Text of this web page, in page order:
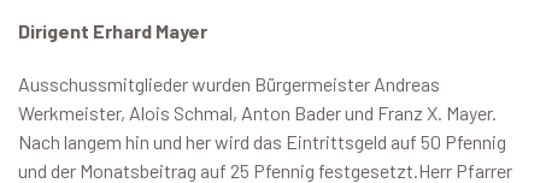
Dirigent Erhard Mayer
Ausschussmitglieder wurden Bürgermeister Andreas
Werkmeister, Alois Schmal, Anton Bader und Franz X. Mayer.
Nach langem hin und her wird das Eintrittsgeld auf 50 Pfennig
und der Monatsbeitrag auf 25 Pfennig festgesetzt.Herr Pfarrer